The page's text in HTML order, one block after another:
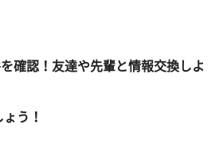
確認！友達や先輩と情報交換しよ
う！